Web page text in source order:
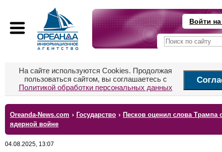
Войти
На сайте используются Cookies. Продолжая
пользоваться сайтом, вы соглашаетесь с
Политикой обработки персональных данных
Oreanda-News.com › Государство › Песков оценил слова Трампа
ядерной войне
04.08.2025, 13:07